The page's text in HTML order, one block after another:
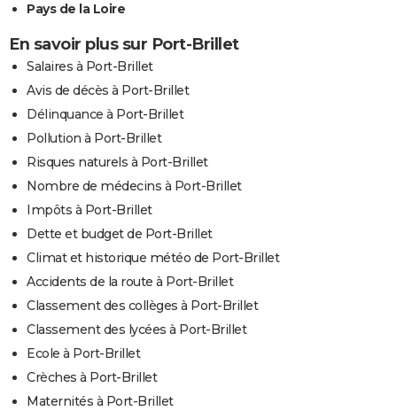
Pays de la Loire
En savoir plus sur Port-Brillet
Salaires à Port-Brillet
Avis de décès à Port-Brillet
Délinquance à Port-Brillet
Pollution à Port-Brillet
Risques naturels à Port-Brillet
Nombre de médecins à Port-Brillet
Impôts à Port-Brillet
Dette et budget de Port-Brillet
Climat et historique météo de Port-Brillet
Accidents de la route à Port-Brillet
Classement des collèges à Port-Brillet
Classement des lycées à Port-Brillet
Ecole à Port-Brillet
Crèches à Port-Brillet
Maternités à Port-Brillet